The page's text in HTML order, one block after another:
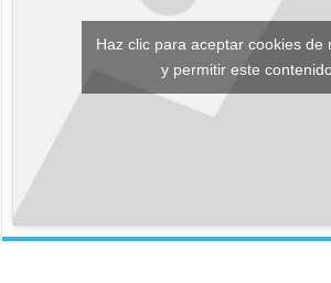
Haz clic para aceptar cookies de
y permitir este